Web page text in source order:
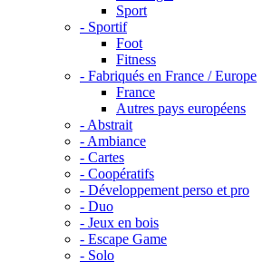
Sport
- Sportif
Foot
Fitness
- Fabriqués en France / Europe
France
Autres pays européens
- Abstrait
- Ambiance
- Cartes
- Coopératifs
- Développement perso et pro
- Duo
- Jeux en bois
- Escape Game
- Solo